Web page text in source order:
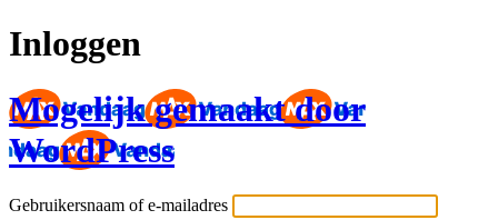
Inloggen
Mogelijk gemaakt door
WordPress
Gebruikersnaam of e-mailadres